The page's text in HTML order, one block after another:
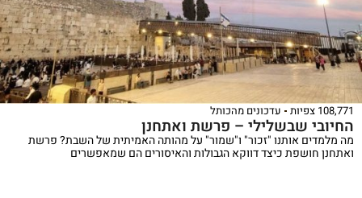
108,771 צפיות עדכונים מהכותל
החיובי שבשלילי – פרשת ואתחנן
מה מלמדים אותנו "זכור" ו"שמור" על מהותה האמיתית של השבת? פרשת
ואתחנן חושפת כיצד דווקא הגבולות והאיסורים הם שמאפשרים